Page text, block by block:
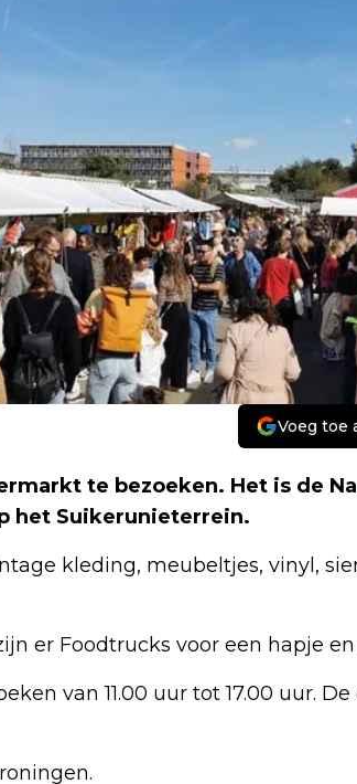
Voeg toe
te bezoeken. Het is de
het Suikerunieterrein.
kleding, meubeltjes, vinyl,
er Foodtrucks voor een hapje
van 11.00 uur tot 17.00 uur.